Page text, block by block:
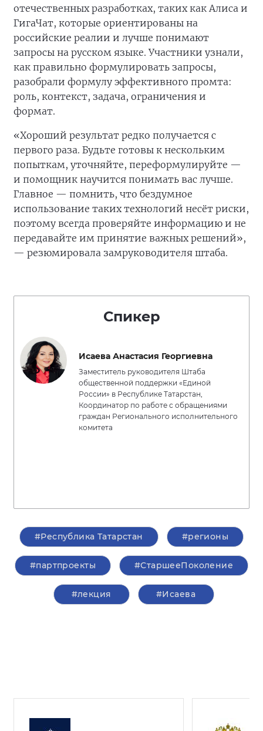
отечественных разработках, таких как Алиса и
ГигаЧат, которые ориентированы на
российские реалии и лучше понимают
запросы на русском языке. Участники узнали,
как правильно формулировать запросы,
разобрали формулу эффективного промта:
роль, контекст, задача, ограничения и
формат.
«Хороший результат редко получается с
первого раза. Будьте готовы к нескольким
попыткам, уточняйте, переформулируйте —
и помощник научится понимать вас лучше.
Главное — помнить, что бездумное
использование таких технологий несёт риски,
поэтому всегда проверяйте информацию и не
передавайте им принятие важных решений»,
— резюмировала замруководителя штаба.
Спикер
Исаева Анастасия Георгиевна
Заместитель руководителя Штаба
общественной поддержки «Единой
России» в Республике Татарстан,
Координатор по работе с обращениями
граждан Регионального исполнительного
комитета
#Республика Татарстан #регионы
#партпроекты #СтаршееПоколение
#лекция #Исаева